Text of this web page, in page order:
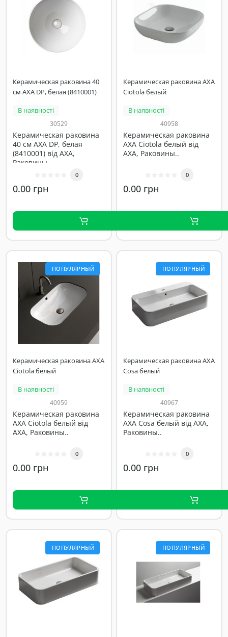
Керамическая раковина 40
см AXA DP, белая (8410001)
В наявності
30529
Керамическая раковина
40 см AXA DP, белая
(8410001) від AXA,
Раковины..
0
0.00 грн
Керамическая раковина AXA
Ciotola белый
В наявності
40958
Керамическая раковина
AXA Ciotola белый від
AXA, Раковины..
0
0.00 грн
ПОПУЛЯРНЫЙ
Керамическая раковина AXA
Ciotola белый
В наявності
40959
Керамическая раковина
AXA Ciotola белый від
AXA, Раковины..
0
0.00 грн
ПОПУЛЯРНЫЙ
Керамическая раковина AXA
Cosa белый
В наявності
40967
Керамическая раковина
AXA Cosa белый від AXA,
Раковины..
0
0.00 грн
ПОПУЛЯРНЫЙ ПОПУЛЯРНЫЙ